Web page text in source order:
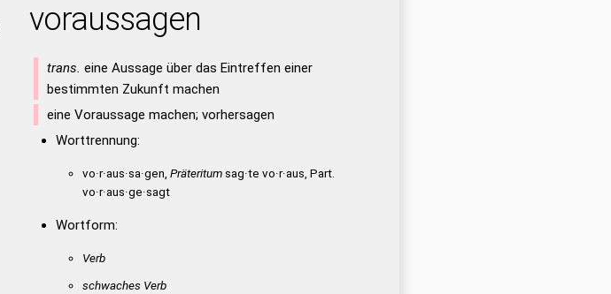
voraussagen
trans. eine Aussage über das Eintreffen einer
bestimmten Zukunft machen
eine Voraussage machen; vorhersagen
Worttrennung:
vo·r·aus·sa·gen, Präteritumsag·te vo·r·aus, Part.
vo·r·aus·ge·sagt
Wortform:
Verb
schwaches Verb